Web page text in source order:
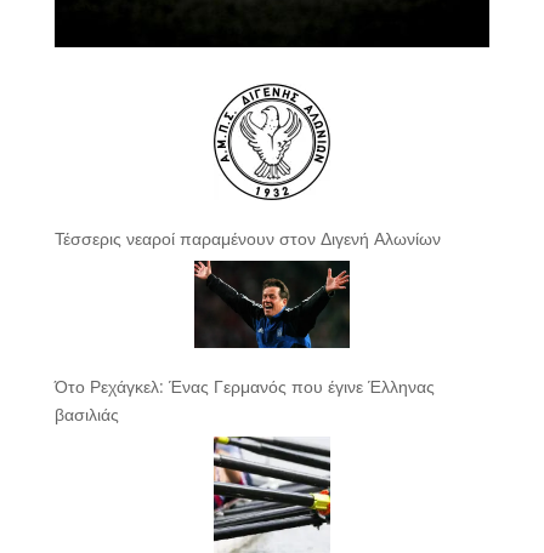
Τέσσερις νεαροί παραμένουν στον Διγενή Αλωνίων
Ότο Ρεχάγκελ: Ένας Γερμανός που έγινε Έλληνας
βασιλιάς